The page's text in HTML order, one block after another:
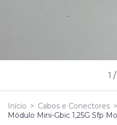
1 /
Início > Cabos e Conectores >
Módulo Mini-Gbic 1,25G Sfp